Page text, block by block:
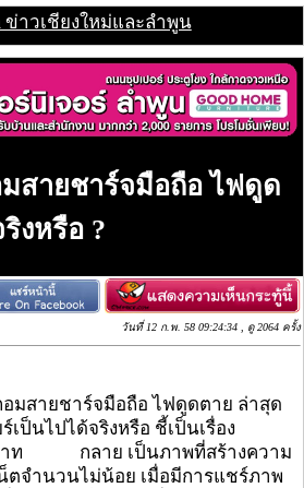
ข่าวเชียงใหม่และลำพูน
สายชาร์จมือถือ ไฟดูด
งหรือ ?
วันที่ 12 ก.พ. 58 09:24:34 , ดู 2064 ครั้ง
มสายชาร์จมือถือ ไฟดูดตาย ล่าสุด
เป็นไปได้จริงหรือ ชี้เป็นเรื่อง
มาท กลาย เป็นภาพที่สร้างความ
ตจำนวนไม่น้อย เมื่อมีการแชร์ภาพ